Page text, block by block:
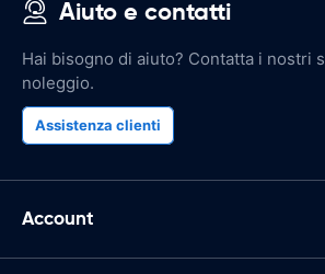
Aiuto e contatti
Hai bisogno di aiuto? Contatta i nostri
noleggio.
Assistenza clienti
Account